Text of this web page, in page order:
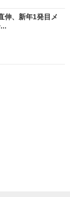
伸、新年1発目メ